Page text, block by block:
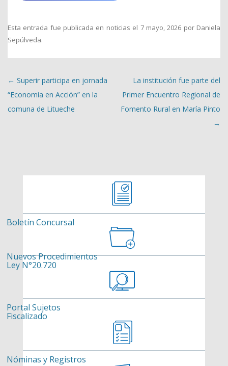
Esta entrada fue publicada en noticias el 7 mayo, 2026 por Daniela
Sepúlveda.
Navegación de entradas
← Superir participa en jornada
“Economía en Acción” en la
comuna de Litueche
La institución fue parte del
Primer Encuentro Regional de
Fomento Rural en María Pinto
→
Boletín Concursal
Nuevos Procedimientos
Ley N°20.720
Portal Sujetos
Fiscalizado
Nóminas y Registros